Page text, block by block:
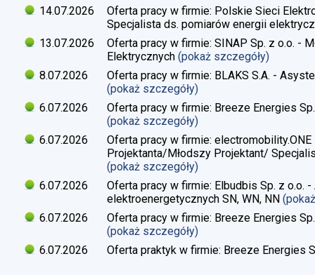
14.07.2026
Oferta pracy w firmie: Polskie Sieci
Specjalista ds. pomiarów energii
13.07.2026
Oferta pracy w firmie: SINAP Sp. z o.o. -
Elektrycznych (pokaż szczegóły)
8.07.2026
Oferta pracy w firmie: BLAKS S.A. -
(pokaż szczegóły)
6.07.2026
Oferta pracy w firmie: Breeze Energies
(pokaż szczegóły)
6.07.2026
Oferta pracy w firmie:
Projektanta/Młodszy Projektant/
(pokaż szczegóły)
6.07.2026
Oferta pracy w firmie: Elbudbis Sp. z
elektroenergetycznych SN, WN, NN
6.07.2026
Oferta pracy w firmie: Breeze Energies
(pokaż szczegóły)
6.07.2026
Oferta praktyk w firmie: Breeze Energies